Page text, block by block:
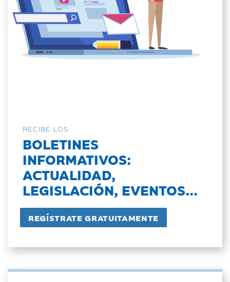
RECIBE LOS
BOLETINES
INFORMATIVOS:
ACTUALIDAD,
LEGISLACIÓN, EVENTOS...